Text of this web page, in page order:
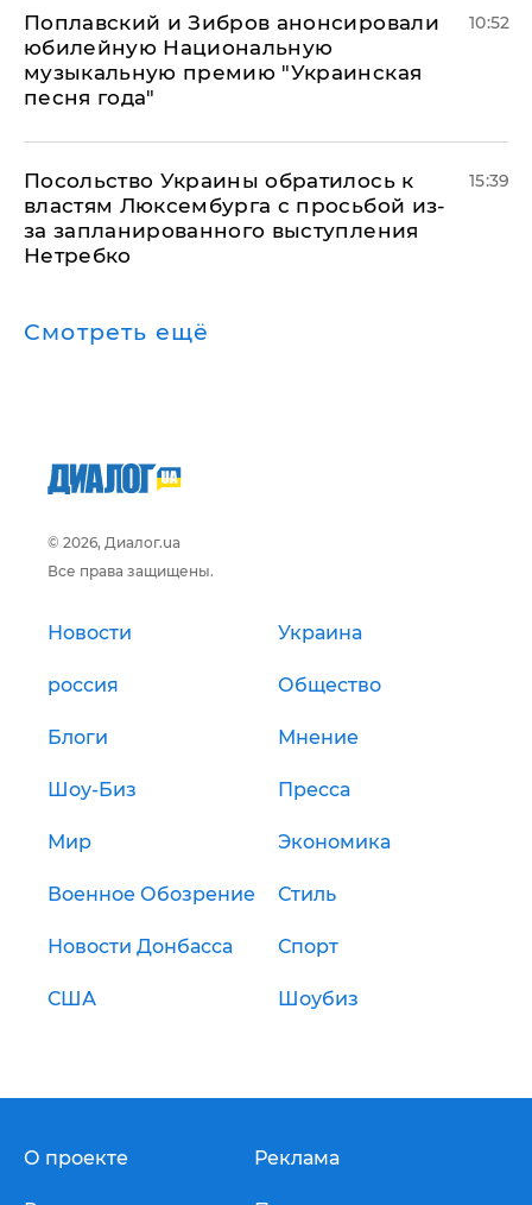
Поплавский и Зибров анонсировали
юбилейную Национальную
музыкальную премию "Украинская
песня года"
10:52
Посольство Украины обратилось к
властям Люксембурга с просьбой из-
за запланированного выступления
Нетребко
15:39
Смотреть ещё
© 2026, Диалог.ua
Все права защищены.
Новости Украина
россия Общество
Блоги Мнение
Шоу-Биз Пресса
Мир Экономика
Военное Обозрение Стиль
Новости Донбасса Спорт
США Шоубиз
О проекте Реклама